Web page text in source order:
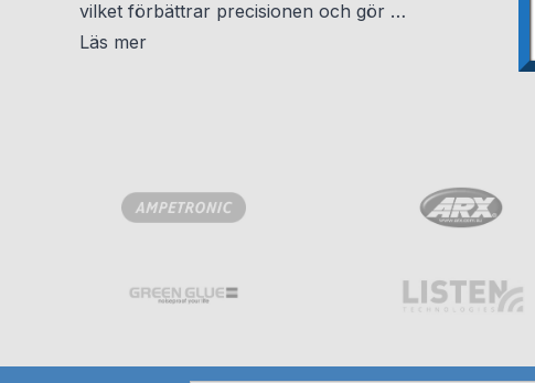
vilket förbättrar precisionen och gör …
Läs mer